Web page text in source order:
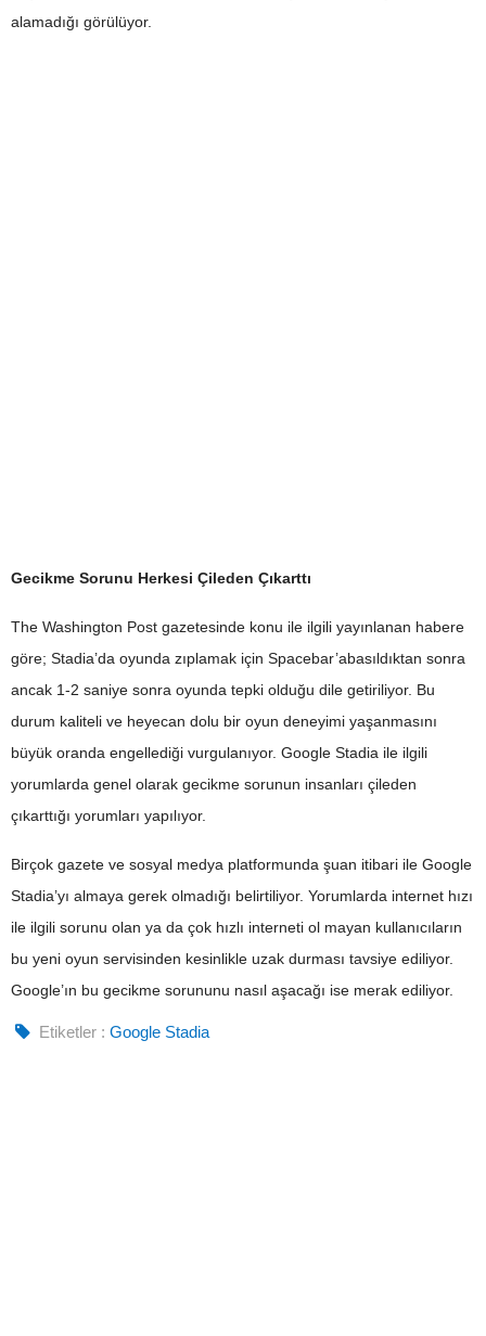
alamadığı görülüyor.
Gecikme Sorunu Herkesi Çileden Çıkarttı
The Washington Post gazetesinde konu ile ilgili yayınlanan habere
göre; Stadia’da oyunda zıplamak için Spacebar’abasıldıktan sonra
ancak 1-2 saniye sonra oyunda tepki olduğu dile getiriliyor. Bu
durum kaliteli ve heyecan dolu bir oyun deneyimi yaşanmasını
büyük oranda engellediği vurgulanıyor. Google Stadia ile ilgili
yorumlarda genel olarak gecikme sorunun insanları çileden
çıkarttığı yorumları yapılıyor.
Birçok gazete ve sosyal medya platformunda şuan itibari ile Google
Stadia’yı almaya gerek olmadığı belirtiliyor. Yorumlarda internet hızı
ile ilgili sorunu olan ya da çok hızlı interneti ol mayan kullanıcıların
bu yeni oyun servisinden kesinlikle uzak durması tavsiye ediliyor.
Google’ın bu gecikme sorununu nasıl aşacağı ise merak ediliyor.
Etiketler : Google Stadia